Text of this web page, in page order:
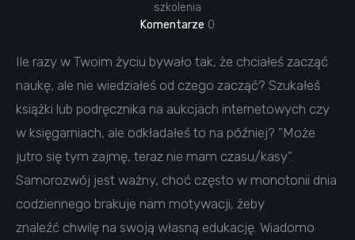
szkolenia
Komentarze 0
Ile razy w Twoim życiu bywało tak, że chciałeś zacząć
naukę, ale nie wiedziałeś od czego zacząć? Szukałeś
książki lub podręcznika na aukcjach internetowych czy
w księgarniach, ale odkładałeś to na później? "Może
jutro się tym zajmę, teraz nie mam czasu/kasy".
Samorozwój jest ważny, choć często w monotonii dnia
codziennego brakuje nam motywacji, żeby
znaleźć chwilę na swoją własną edukację. Wiadomo